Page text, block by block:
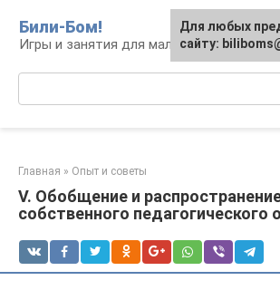
контенту
Били-Бом!
Игры и занятия для малышей и
Главная » Опыт и советы
V. Обобщение и
собственного педагогического
Для любых
сайту: